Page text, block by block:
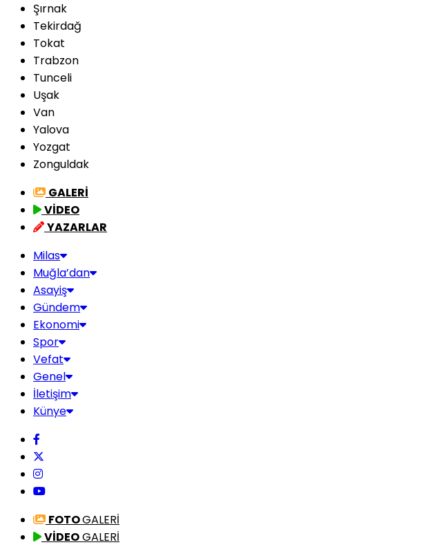
Şırnak
Tekirdağ
Tokat
Trabzon
Tunceli
Uşak
Van
Yalova
Yozgat
Zonguldak
GALERİ
VİDEO
YAZARLAR
Milas
Muğla’dan
Asayiş
Gündem
Ekonomi
Spor
Vefat
Genel
İletişim
Künye
FOTOGALERİ
VİDEOGALERİ